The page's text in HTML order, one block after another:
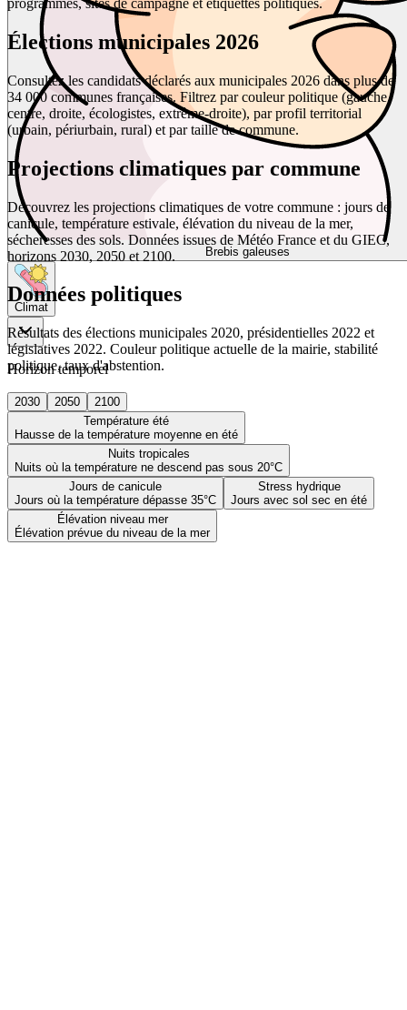
Brebis galeuses
Climat
Horizon temporel
2030 2050
2100
Température été
Hausse de la température moyenne en été
Nuits tropicales
Nuits où la température ne descend pas sous 20°C
Jours de canicule
Jours où la température dépasse 35°C
Stress hydrique
Jours avec sol sec en été
Élévation niveau mer
Élévation prévue du niveau de la mer
Élections municipales 2026
Consultez les candidats déclarés aux municipales 2026 dans plus de
34 000 communes françaises. Filtrez par couleur politique (gauche,
centre, droite, écologistes, extrême-droite), par profil territorial
(urbain, périurbain, rural) et par taille de commune.
Projections climatiques par commune
Découvrez les projections climatiques de votre commune : jours de
canicule, température estivale, élévation du niveau de la mer,
sécheresses des sols. Données issues de Météo France et du GIEC,
horizons 2030, 2050 et 2100.
Données politiques
Résultats des élections municipales 2020, présidentielles 2022 et
législatives 2022. Couleur politique actuelle de la mairie, stabilité
politique, taux d'abstention.